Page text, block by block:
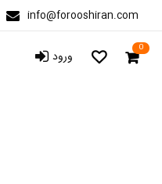
info@forooshiran.com
ورود 0